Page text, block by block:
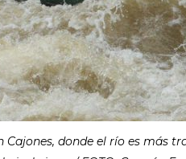
donde el río es más